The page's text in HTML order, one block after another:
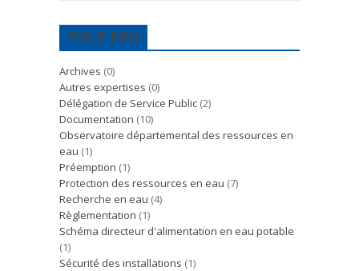
POLE EAU
Archives (0)
Autres expertises (0)
Délégation de Service Public (2)
Documentation (10)
Observatoire départemental des ressources en
eau (1)
Préemption (1)
Protection des ressources en eau (7)
Recherche en eau (4)
Règlementation (1)
Schéma directeur d'alimentation en eau potable
(1)
Sécurité des installations (1)